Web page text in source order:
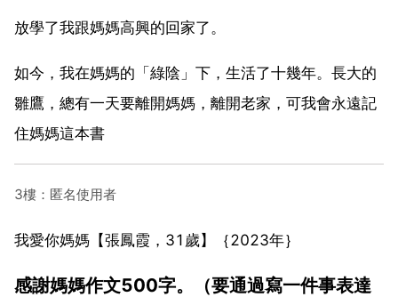
放學了我跟媽媽高興的回家了。
如今，我在媽媽的「綠陰」下，生活了十幾年。長大的
雛鷹，總有一天要離開媽媽，離開老家，可我會永遠記
住媽媽這本書
3樓：匿名使用者
我愛你媽媽【張鳳霞，31歲】｛2023年｝
感謝媽媽作文500字。（要通過寫一件事表達